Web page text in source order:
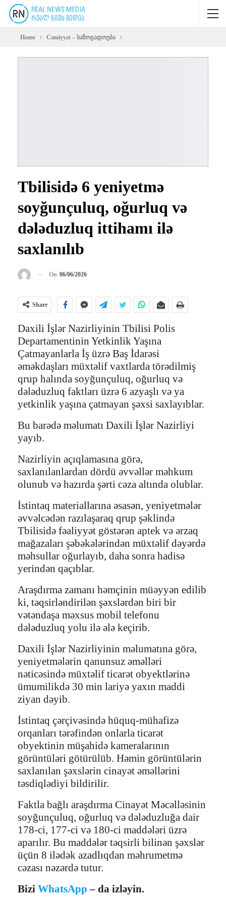
Home Cəmiyyət – საზოგადოება
Tbilisidə 6 yeniyetmə
soyğunçuluq, oğurluq və
dələduzluq ittihamı ilə
saxlanılıb
On 06/06/2026
Share
Daxili İşlər Nazirliyinin Tbilisi Polis
Departamentinin Yetkinlik Yaşına
Çatmayanlarla İş üzrə Baş İdarəsi
əməkdaşları müxtəlif vaxtlarda törədilmiş
qrup halında soyğunçuluq, oğurluq və
dələduzluq faktları üzrə 6 azyaşlı və ya
yetkinlik yaşına çatmayan şəxsi saxlayıblar.
Bu barədə məlumatı Daxili İşlər Nazirliyi
yayıb.
Nazirliyin açıqlamasına görə,
saxlanılanlardan dördü əvvəllər məhkum
olunub və hazırda şərti cəza altında olublar.
İstintaq materiallarına əsasən, yeniyetmələr
əvvəlcədən razılaşaraq qrup şəklində
Tbilisidə fəaliyyət göstərən aptek və ərzaq
mağazaları şəbəkələrindən müxtəlif dəyərdə
məhsullar oğurlayıb, daha sonra hadisə
yerindən qaçıblar.
Araşdırma zamanı həmçinin müəyyən edilib
ki, təqsirləndirilən şəxslərdən biri bir
vətəndaşa məxsus mobil telefonu
dələduzluq yolu ilə ələ keçirib.
Daxili İşlər Nazirliyinin məlumatına görə,
yeniyetmələrin qanunsuz əməlləri
nəticəsində müxtəlif ticarət obyektlərinə
ümumilikdə 30 min lariyə yaxın maddi
ziyan dəyib.
İstintaq çərçivəsində hüquq-mühafizə
orqanları tərəfindən onlarla ticarət
obyektinin müşahidə kameralarının
görüntüləri götürülüb. Həmin görüntülərin
saxlanılan şəxslərin cinayət əməllərini
təsdiqlədiyi bildirilir.
Faktla bağlı araşdırma Cinayət Məcəlləsinin
soyğunçuluq, oğurluq və dələduzluğa dair
178-ci, 177-ci və 180-ci maddələri üzrə
aparılır. Bu maddələr təqsirli bilinən şəxslər
üçün 8 ilədək azadlıqdan məhrumetmə
cəzası nəzərdə tutur.
Bizi WhatsApp – da izləyin.